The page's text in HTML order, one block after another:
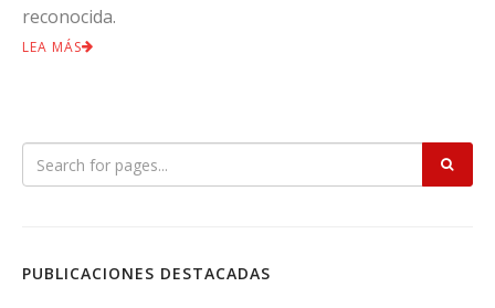
reconocida.
LEA MÁS
PUBLICACIONES DESTACADAS